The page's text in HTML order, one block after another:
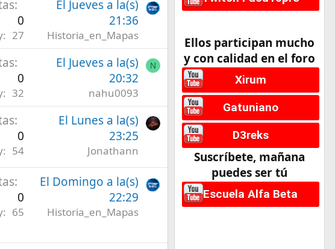
0
27
El Jueves a la(s)
21:36
Historia_en_Mapas
0
32
El Jueves a la(s)
20:32
nahu0093
N
0
54
El Lunes a la(s)
23:25
Jonathann
0
65
El Domingo a la(s)
22:29
Historia_en_Mapas
Ellos participan mucho
y con calidad en el foro
Xirum
Gatuniano
D3reks
Suscríbete, mañana
puedes ser tú
Escuela Alfa Beta